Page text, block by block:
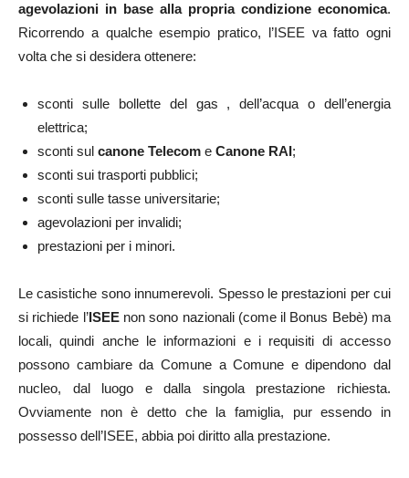
agevolazioni in base alla propria condizione economica.
Ricorrendo a qualche esempio pratico, l’ISEE va fatto ogni
volta che si desidera ottenere:
sconti sulle bollette del gas , dell’acqua o dell’energia
elettrica;
sconti sul canone Telecom e Canone RAI;
sconti sui trasporti pubblici;
sconti sulle tasse universitarie;
agevolazioni per invalidi;
prestazioni per i minori.
Le casistiche sono innumerevoli. Spesso le prestazioni per cui
si richiede l’ISEEnon sono nazionali (come il Bonus Bebè) ma
locali, quindi anche le informazioni e i requisiti di accesso
possono cambiare da Comune a Comune e dipendono dal
nucleo, dal luogo e dalla singola prestazione richiesta.
Ovviamente non è detto che la famiglia, pur essendo in
possesso dell’ISEE, abbia poi diritto alla prestazione.